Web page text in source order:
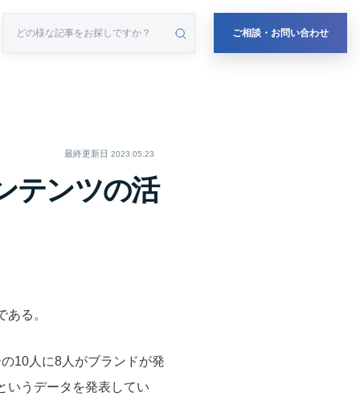
ご相談・お問い合わせ
最終更新日 2023.05.23
テンツの活
る。
10人に8人がブランドが発
いうデータを発表してい